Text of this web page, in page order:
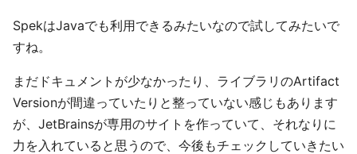
SpekはJavaでも利用できるみたいなので試してみたいで
すね。
まだドキュメントが少なかったり、ライブラリのArtifact
Versionが間違っていたりと整っていない感じもあります
が、JetBrainsが専用のサイトを作っていて、それなりに
力を入れていると思うので、今後もチェックしていきたい